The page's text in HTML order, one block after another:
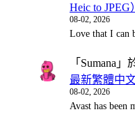
Heic to JPEG）
08-02, 2026
Love that I can
「 Sumana 」
最新繁體中
08-02, 2026
Avast has been